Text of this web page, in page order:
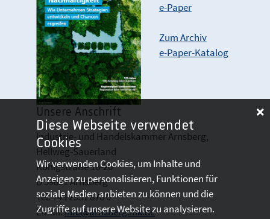
e-Paper
Zum Archiv
e-Paper-Katalog
Unsere Anschrift
Industrie- und Handelskammer Arnsberg,
Hellweg-Sauerland
Königstraße 18-20
D 59821 Arnsberg
Tel: +49 2931 878 0
Email:info@arnsberg.ihk.de
Diese Webseite verwendet
Cookies
Wir verwenden Cookies, um Inhalte und
Anzeigen zu personalisieren, Funktionen für
soziale Medien anbieten zu können und die
Zugriffe auf unsere Website zu analysieren.